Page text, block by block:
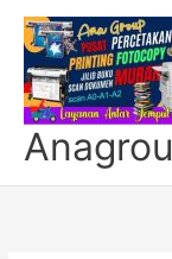
konten